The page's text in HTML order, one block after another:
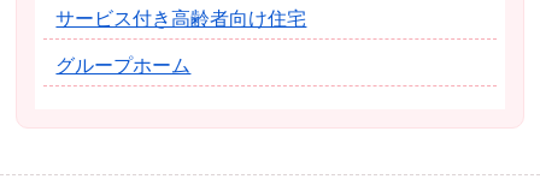
サービス付き高齢者向け住宅
グループホーム